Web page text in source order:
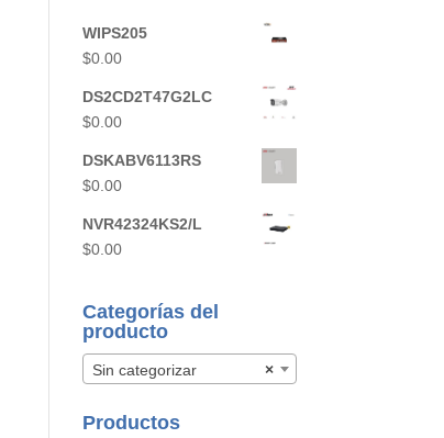
WIPS205
$0.00
DS2CD2T47G2LC
$0.00
DSKABV6113RS
$0.00
NVR42324KS2/L
$0.00
Categorías del
producto
×
Sin categorizar
Productos